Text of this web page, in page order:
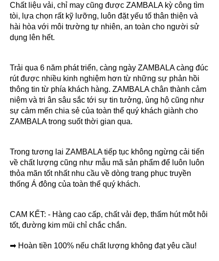
Chất liệu vải, chỉ may cũng được ZAMBALA kỳ công tìm
tòi, lựa chọn rất kỹ lưỡng, luôn đặt yếu tố thân thiện và
hài hòa với môi trường tự nhiên, an toàn cho người sử
dụng lên hết.
Trải qua 6 năm phát triển, càng ngày ZAMBALA càng đúc
rút được nhiều kinh nghiệm hơn từ những sự phản hồi
thông tin từ phía khách hàng. ZAMBALA chân thành cảm
niệm và tri ân sâu sắc tới sự tin tưởng, ủng hộ cũng như
sự cảm mến chia sẻ của toàn thể quý khách giành cho
ZAMBALA trong suốt thời gian qua.
Trong tương lai ZAMBALA tiếp tục không ngừng cải tiến
về chất lượng cũng như mẫu mã sản phẩm để luôn luôn
thỏa mãn tốt nhất nhu cầu về dòng trang phục truyền
thống Á đông của toàn thể quý khách.
CAM KẾT: - Hàng cao cấp, chất vải đẹp, thấm hút môt hôi
tốt, đường kim mũi chỉ chắc chắn.
➡ Hoàn tiền 100% nếu chất lượng không đạt yêu cầu!